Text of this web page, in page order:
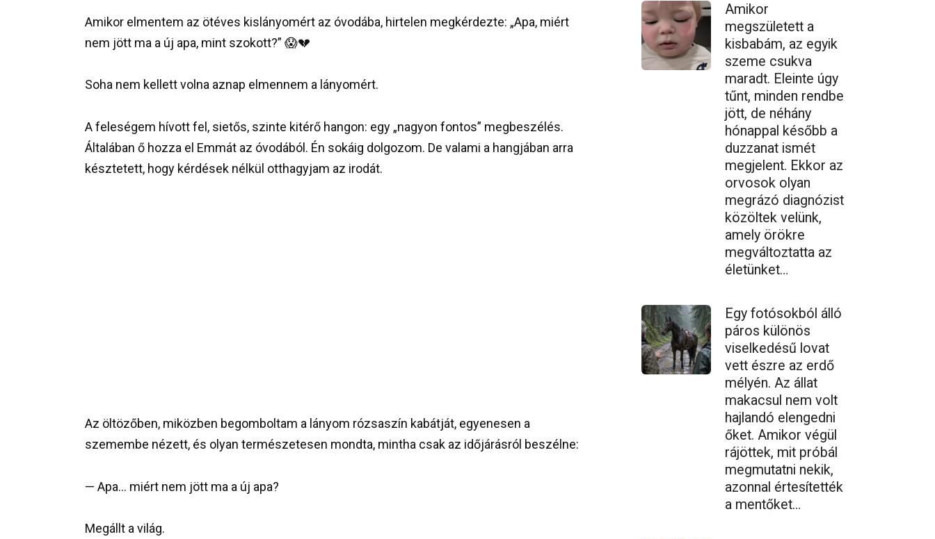
Amikor elmentem az ötéves kislányomért az óvodába, hirtelen megkérdezte: „Apa, miért
nem jött ma a új apa, mint szokott?” 😱💔
Soha nem kellett volna aznap elmennem a lányomért.
A feleségem hívott fel, sietős, szinte kitérő hangon: egy „nagyon fontos” megbeszélés.
Általában ő hozza el Emmát az óvodából. Én sokáig dolgozom. De valami a hangjában arra
késztetett, hogy kérdések nélkül otthagyjam az irodát.
Az öltözőben, miközben begomboltam a lányom rózsaszín kabátját, egyenesen a
szemembe nézett, és olyan természetesen mondta, mintha csak az időjárásról beszélne:
— Apa… miért nem jött ma a új apa?
Megállt a világ.
Amikor
megszületett a
kisbabám, az egyik
szeme csukva
maradt. Eleinte úgy
tűnt, minden rendbe
jött, de néhány
hónappal később a
duzzanat ismét
megjelent. Ekkor az
orvosok olyan
megrázó diagnózist
közöltek velünk,
amely örökre
megváltoztatta az
életünket…
Egy fotósokból álló
páros különös
viselkedésű lovat
vett észre az erdő
mélyén. Az állat
makacsul nem volt
hajlandó elengedni
őket. Amikor végül
rájöttek, mit próbál
megmutatni nekik,
azonnal értesítették
a mentőket…